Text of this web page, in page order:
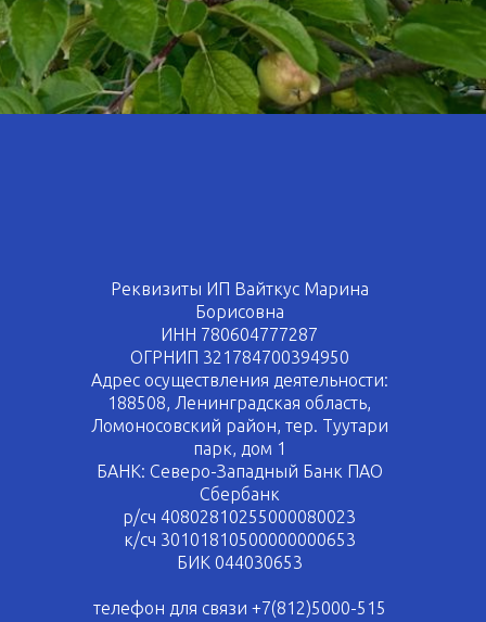
Реквизиты ИП Вайткус Марина
Борисовна
ИНН 780604777287
ОГРНИП 321784700394950
Адрес осуществления деятельности:
188508, Ленинградская область,
Ломоносовский район, тер. Туутари
парк, дом 1
БАНК: Северо-Западный Банк ПАО
Сбербанк
р/сч 40802810255000080023
к/сч 30101810500000000653
БИК 044030653
телефон для связи +7(812)5000-515